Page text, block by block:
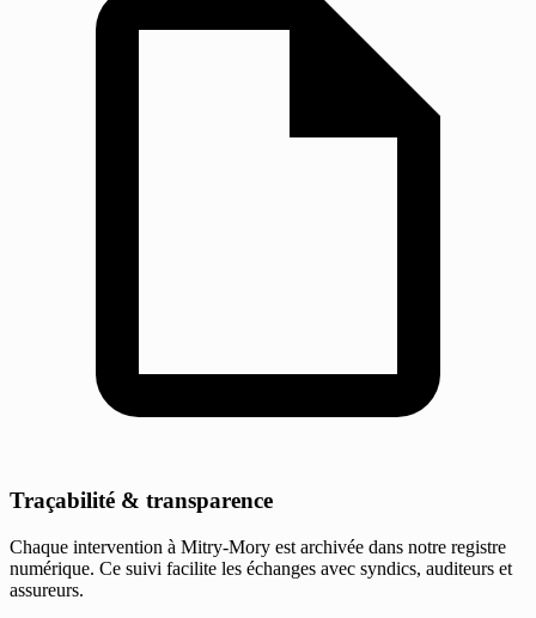
Traçabilité & transparence
Chaque intervention à Mitry-Mory est archivée dans notre registre
numérique. Ce suivi facilite les échanges avec syndics, auditeurs et
assureurs.